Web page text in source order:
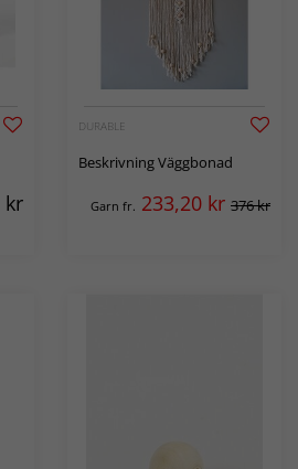
kr
DURABLE
Beskrivning Väggbonad
Garn fr. 233,20 kr 376 kr